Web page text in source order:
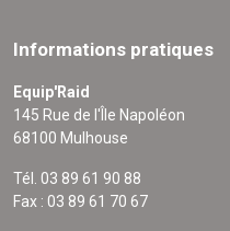
Informations pratiques
Equip'Raid
145 Rue de l'Île Napoléon
68100 Mulhouse
Tél. 03 89 61 90 88
Fax : 03 89 61 70 67